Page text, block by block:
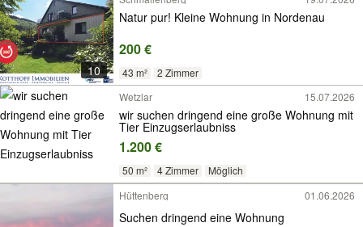
10
Natur pur! Kleine Wohnung in Nordenau
200 €
43 m²
2 Zimmer
Wetzlar
15.07.2026
wir suchen dringend eine große Wohnung mit
Tier Einzugserlaubniss
1.200 €
50 m² 4 Zimmer
Möglich
Hüttenberg
01.06.2026
Suchen dringend eine Wohnung